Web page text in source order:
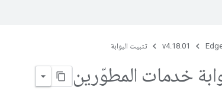
v4.18.01 تثبيت البوابة
خدمات المطوّرين